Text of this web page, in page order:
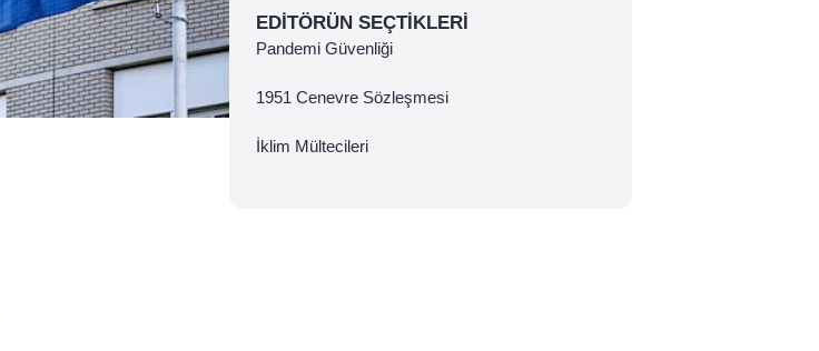
EDITÖRÜN SEÇTIKLERI
Pandemi Güvenliği
1951 Cenevre Sözleşmesi
İklim Mültecileri